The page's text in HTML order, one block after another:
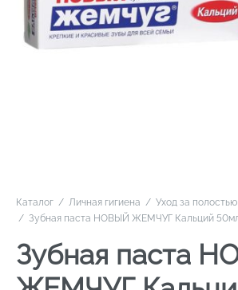
Каталог / Личная гигиена / Уход за полостью
/ Зубная паста НОВЫЙ ЖЕМЧУГ Кальций
Зубная паста